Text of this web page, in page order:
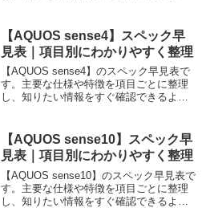
【AQUOS sense4】スペック早
見表｜項目別にわかりやすく整理
【AQUOS sense4】のスペック早見表で
す。主要な仕様や特徴を項目ごとに整理
し、知りたい情報をすぐ確認できるよう
【AQUOS sense10】スペック早
見表｜項目別にわかりやすく整理
【AQUOS sense10】のスペック早見表で
す。主要な仕様や特徴を項目ごとに整理
し、知りたい情報をすぐ確認できるよう